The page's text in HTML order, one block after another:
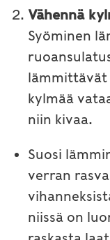
Vähennä
Syöminen
lämmittävät
kylmää
niin kivaa.
Suosi
verran
niissä on